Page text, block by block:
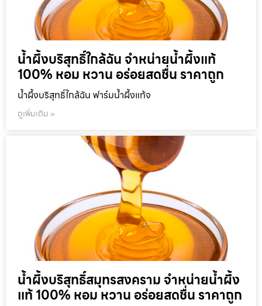
น้ำผึ้งบริสุทธิ์ใกล้ฉัน จำหน่ายน้ำผึ้งแท้
100% หอม หวาน อร่อยสดชื่น ราคาถูก
น้ำผึ้งบริสุทธิ์ใกล้ฉัน ฟาร์มน้ำผึ้งแท้จ
ดูเพิ่มเติม »
น้ำผึ้งบริสุทธิ์สมุทรสงคราม จำหน่ายน้ำผึ้ง
แท้ 100% หอม หวาน อร่อยสดชื่น ราคาถูก